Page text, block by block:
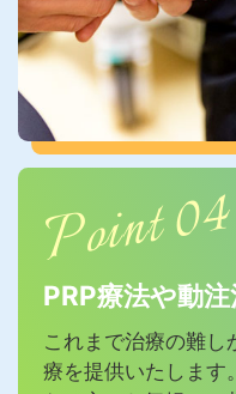
Point 04
PRP療法や動
これまで治療の難し
療を提供いたします